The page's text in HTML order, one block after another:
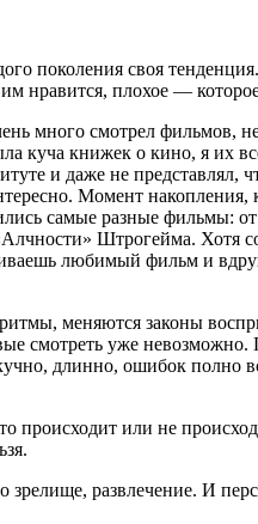
поколения своя
нравится, плохое —
много смотрел фильмов,
куча книжек о кино, я их
и даже не представлял,
Момент накопления,
самые разные фильмы:
Штрогейма. Хотя
любимый фильм и
меняются законы
смотреть уже невозможно.
длинно, ошибок полно
происходит или не
зрелище, развлечение. И